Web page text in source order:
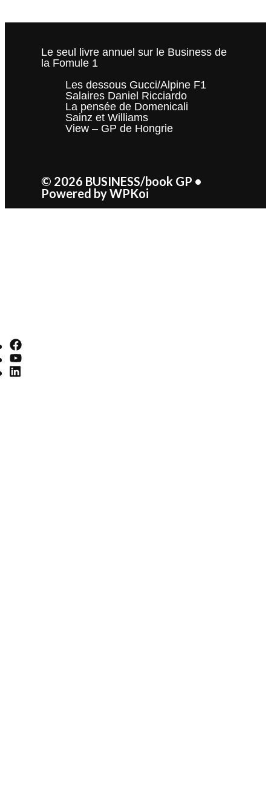
Le seul livre annuel sur le Business de
la Fomule 1
Les dessous Gucci/Alpine F1
Salaires Daniel Ricciardo
La pensée de Domenicali
Sainz et Williams
View – GP de Hongrie
© 2026 BUSINESS/book GP •
Powered byWPKoi